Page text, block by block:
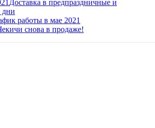
Доставка в предпраздничные и
дни
работы в мае 2021
снова в продаже!